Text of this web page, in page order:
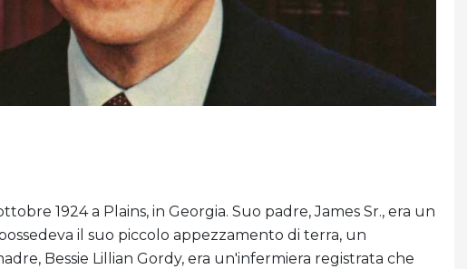
1924 a Plains, in Georgia. Suo padre, James Sr., era un
il suo piccolo appezzamento di terra, un
Bessie Lillian Gordy, era un'infermiera registrata che